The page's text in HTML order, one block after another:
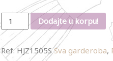
Količina Dodajte u korpu!
Ref.HJZ1505S Sva garderoba,